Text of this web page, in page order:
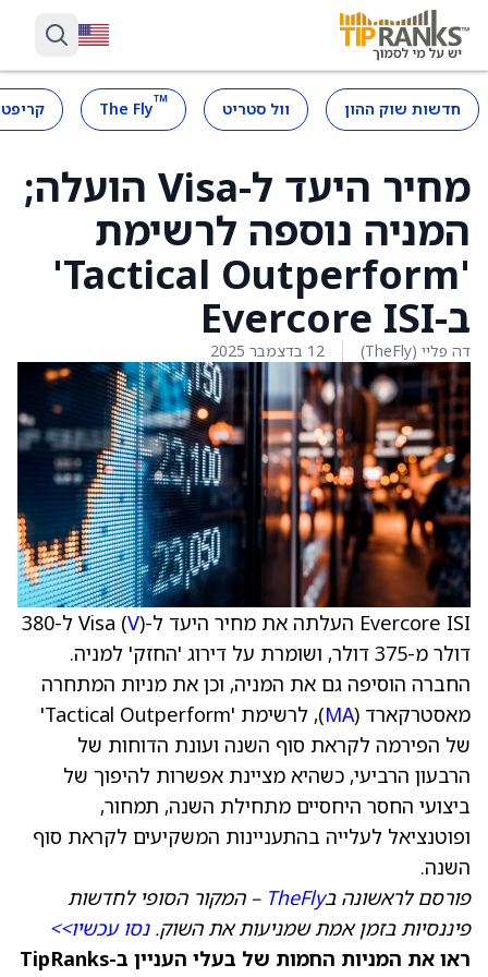
חדשות שוק ההון וול סטריט ™
The Fly
מחיר היעד ל-Visa הועלה;
המניה נוספה לרשימת
'Tactical Outperform'
ב-Evercore ISI
דה פליי (TheFly) 12 בדצמבר 2025
Evercore ISI העלתה את מחיר היעד ל-Visa ( V
) ל-380
דולר מ-375 דולר, ושומרת על דירוג 'החזק' למניה.
החברה הוסיפה גם את המניה, וכן את מניות המתחרה
מאסטרקארד (MA
), לרשימת 'Tactical Outperform'
של הפירמה לקראת סוף השנה ועונת הדוחות של
הרבעון הרביעי, כשהיא מציינת אפשרות להיפוך של
ביצועי החסר היחסיים מתחילת השנה, תמחור,
ופוטנציאל לעלייה בהתעניינות המשקיעים לקראת סוף
השנה.
פורסם לראשונה בTheFly – המקור הסופי לחדשות
פיננסיות בזמן אמת שמניעות את השוק.נסו עכשיו>>
ראו את המניות החמות של בעלי העניין ב-TipRanks